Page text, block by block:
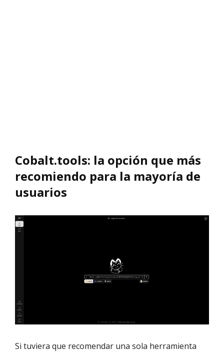
Cobalt.tools: la opción que más
recomiendo para la mayoría de
usuarios
Si tuviera que recomendar una sola herramienta